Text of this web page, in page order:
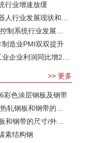
行业增速放缓
造业PMI双双提升
>> 更多
彩色涂层钢板及钢带
素结构钢